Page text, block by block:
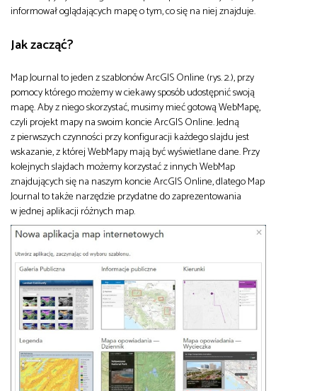
informował oglądających mapę o tym, co się na niej znajduje.
Jak zacząć?
Map Journal to jeden z szablonów ArcGIS Online (rys. 2.), przy
pomocy którego możemy w ciekawy sposób udostępnić swoją
mapę. Aby z niego skorzystać, musimy mieć gotową WebMapę,
czyli projekt mapy na swoim koncie ArcGIS Online. Jedną
z pierwszych czynności przy konfiguracji każdego slajdu jest
wskazanie, z której WebMapy mają być wyświetlane dane. Przy
kolejnych slajdach możemy korzystać z innych WebMap
znajdujących się na naszym koncie ArcGIS Online, dlatego Map
Journal to także narzędzie przydatne do zaprezentowania
w jednej aplikacji różnych map.